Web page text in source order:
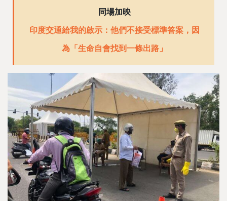
同場加映
印度交通給我的啟示：他們不接受標準答案，因
為「生命自會找到一條出路」